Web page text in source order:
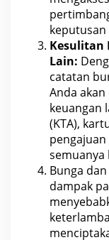
Kesulitan
Lain:
catatan
Anda
keuangan
(KTA),
semuanya
Bunga
dampak